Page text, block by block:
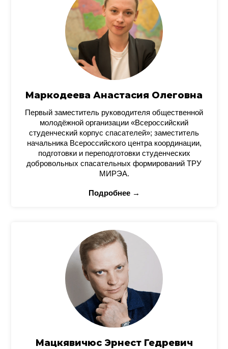
Маркодеева Анастасия Олеговна
Первый заместитель руководителя общественной
молодёжной организации «Всероссийский
студенческий корпус спасателей»; заместитель
начальника Всероссийского центра координации,
подготовки и переподготовки студенческих
добровольных спасательных формирований ТРУ
МИРЭА.
Подробнее →
Мацкявичюс Эрнест Гедревич